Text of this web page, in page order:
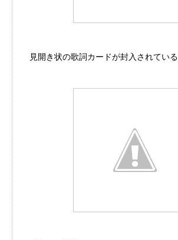
見開き状の歌詞カードが封入されている